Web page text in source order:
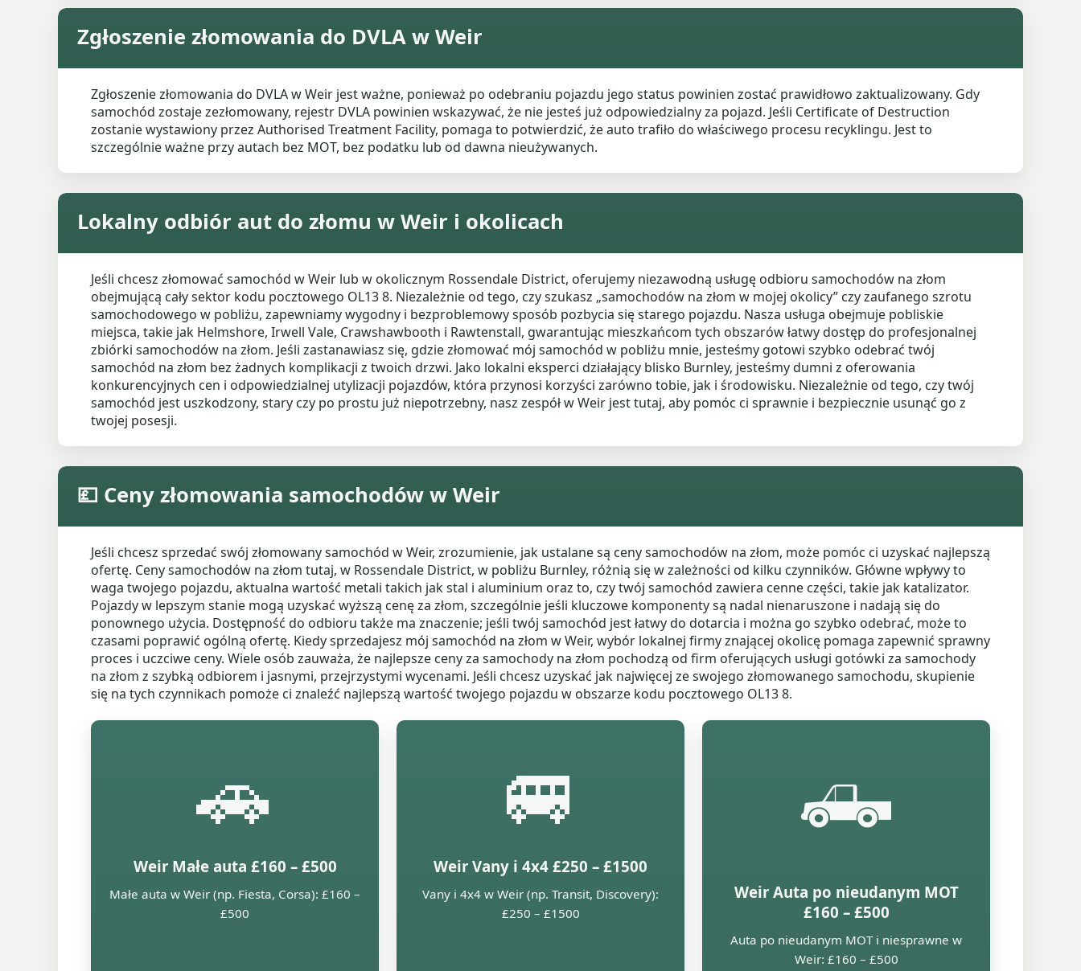
Zgłoszenie złomowania do DVLA w Weir
Zgłoszenie złomowania do DVLA w Weir jest ważne, ponieważ po odebraniu pojazdu jego status powinien zostać prawidłowo zaktualizowany. Gdy
samochód zostaje zezłomowany, rejestr DVLA powinien wskazywać, że nie jesteś już odpowiedzialny za pojazd. Jeśli Certificate of Destruction
zostanie wystawiony przez Authorised Treatment Facility, pomaga to potwierdzić, że auto trafiło do właściwego procesu recyklingu. Jest to
szczególnie ważne przy autach bez MOT, bez podatku lub od dawna nieużywanych.
Lokalny odbiór aut do złomu w Weir i okolicach
Jeśli chcesz złomować samochód w Weir lub w okolicznym Rossendale District, oferujemy niezawodną usługę odbioru samochodów na złom
obejmującą cały sektor kodu pocztowego OL13 8. Niezależnie od tego, czy szukasz „samochodów na złom w mojej okolicy” czy zaufanego szrotu
samochodowego w pobliżu, zapewniamy wygodny i bezproblemowy sposób pozbycia się starego pojazdu. Nasza usługa obejmuje pobliskie
miejsca, takie jak Helmshore, Irwell Vale, Crawshawbooth i Rawtenstall, gwarantując mieszkańcom tych obszarów łatwy dostęp do profesjonalnej
zbiórki samochodów na złom. Jeśli zastanawiasz się, gdzie złomować mój samochód w pobliżu mnie, jesteśmy gotowi szybko odebrać twój
samochód na złom bez żadnych komplikacji z twoich drzwi. Jako lokalni eksperci działający blisko Burnley, jesteśmy dumni z oferowania
konkurencyjnych cen i odpowiedzialnej utylizacji pojazdów, która przynosi korzyści zarówno tobie, jak i środowisku. Niezależnie od tego, czy twój
samochód jest uszkodzony, stary czy po prostu już niepotrzebny, nasz zespół w Weir jest tutaj, aby pomóc ci sprawnie i bezpiecznie usunąć go z
twojej posesji.
💷 Ceny złomowania samochodów w Weir
Jeśli chcesz sprzedać swój złomowany samochód w Weir, zrozumienie, jak ustalane są ceny samochodów na złom, może pomóc ci uzyskać najlepszą
ofertę. Ceny samochodów na złom tutaj, w Rossendale District, w pobliżu Burnley, różnią się w zależności od kilku czynników. Główne wpływy to
waga twojego pojazdu, aktualna wartość metali takich jak stal i aluminium oraz to, czy twój samochód zawiera cenne części, takie jak katalizator.
Pojazdy w lepszym stanie mogą uzyskać wyższą cenę za złom, szczególnie jeśli kluczowe komponenty są nadal nienaruszone i nadają się do
ponownego użycia. Dostępność do odbioru także ma znaczenie; jeśli twój samochód jest łatwy do dotarcia i można go szybko odebrać, może to
czasami poprawić ogólną ofertę. Kiedy sprzedajesz mój samochód na złom w Weir, wybór lokalnej firmy znającej okolicę pomaga zapewnić sprawny
proces i uczciwe ceny. Wiele osób zauważa, że najlepsze ceny za samochody na złom pochodzą od firm oferujących usługi gotówki za samochody
na złom z szybką odbiorem i jasnymi, przejrzystymi wycenami. Jeśli chcesz uzyskać jak najwięcej ze swojego złomowanego samochodu, skupienie
się na tych czynnikach pomoże ci znaleźć najlepszą wartość twojego pojazdu w obszarze kodu pocztowego OL13 8.
🚗
Weir Małe auta £160 – £500
Małe auta w Weir (np. Fiesta, Corsa): £160 –
£500
🚐
Weir Vany i 4x4 £250 – £1500
Vany i 4x4 w Weir (np. Transit, Discovery):
£250 – £1500
🛻
Weir Auta po nieudanym MOT
£160 – £500
Auta po nieudanym MOT i niesprawne w
Weir: £160 – £500